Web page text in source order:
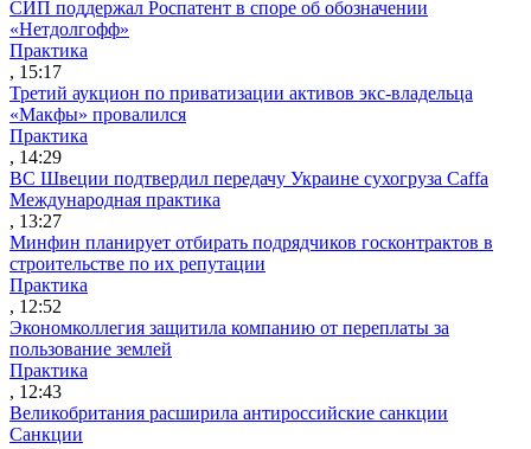
СИП поддержал Роспатент в споре об обозначении
«Нетдолгофф»
Практика
, 15:17
Третий аукцион по приватизации активов экс-владельца
«Макфы» провалился
Практика
, 14:29
ВС Швеции подтвердил передачу Украине сухогруза Caffa
Международная практика
, 13:27
Минфин планирует отбирать подрядчиков госконтрактов в
строительстве по их репутации
Практика
, 12:52
Экономколлегия защитила компанию от переплаты за
пользование землей
Практика
, 12:43
Великобритания расширила антироссийские санкции
Санкции